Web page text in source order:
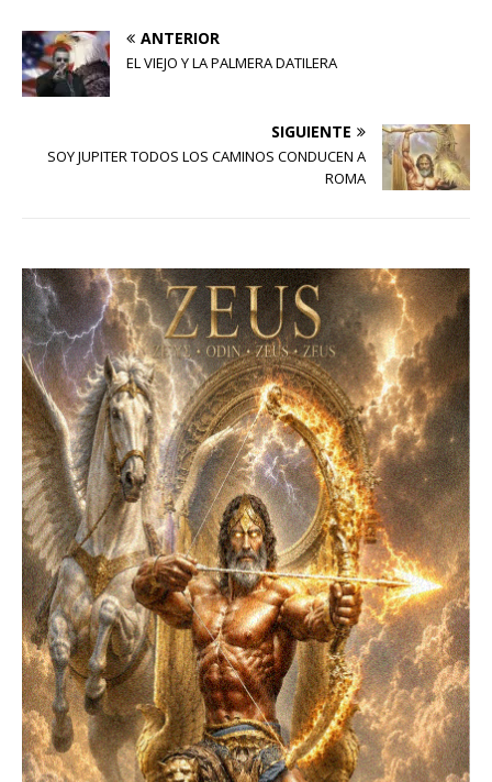
ANTERIOR
EL VIEJO Y LA PALMERA DATILERA
SIGUIENTE
SOY JUPITER TODOS LOS CAMINOS CONDUCEN A
ROMA